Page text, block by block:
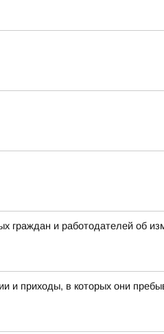
и работодателей об
и приходы, в которых они